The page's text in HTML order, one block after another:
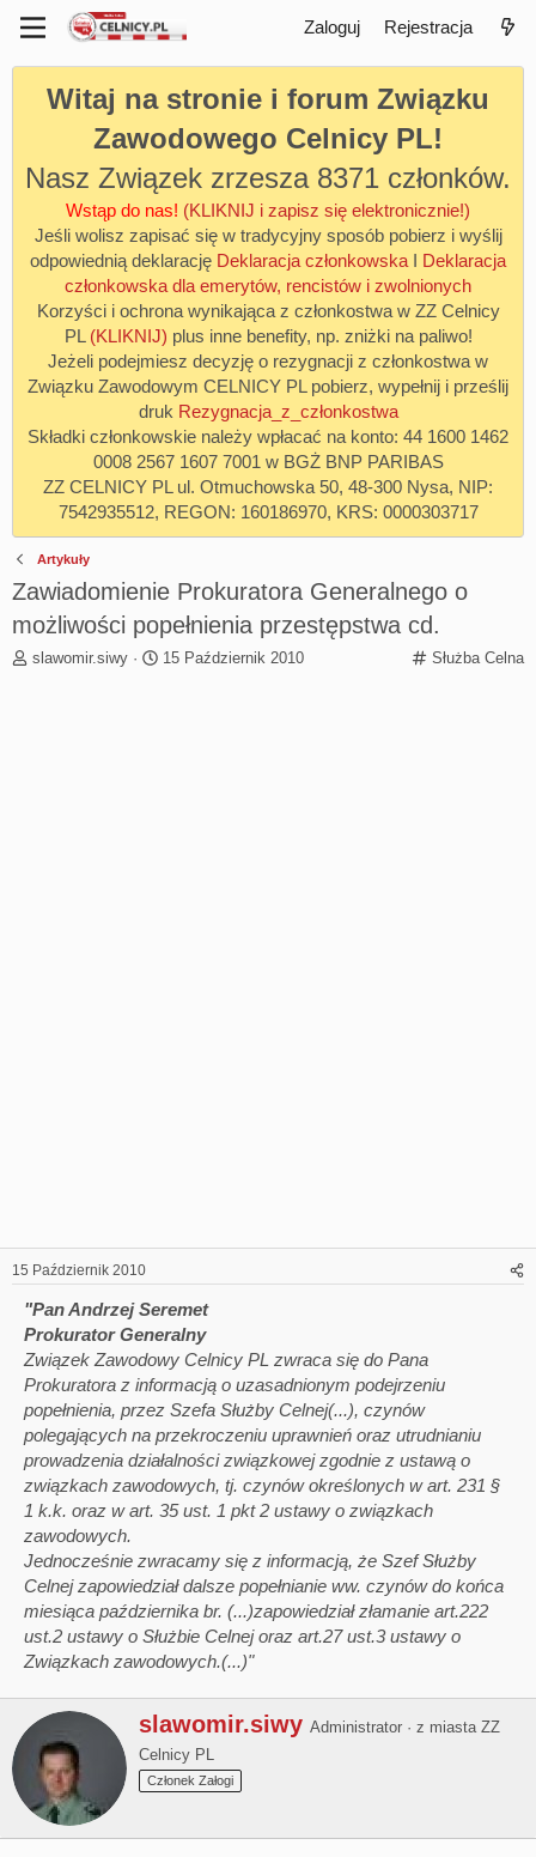
Zaloguj Rejestracja
Witaj na stronie i forum Związku
Zawodowego Celnicy PL!
Nasz Związek zrzesza 8371 członków.
Wstąp do nas! (KLIKNIJ i zapisz się elektronicznie!)
Jeśli wolisz zapisać się w tradycyjny sposób pobierz i wyślij
odpowiednią deklarację Deklaracja członkowska I Deklaracja
członkowska dla emerytów, rencistów i zwolnionych
Korzyści i ochrona wynikająca z członkostwa w ZZ Celnicy
PL (KLIKNIJ) plus inne benefity, np. zniżki na paliwo!
Jeżeli podejmiesz decyzję o rezygnacji z członkostwa w
Związku Zawodowym CELNICY PL pobierz, wypełnij i prześlij
druk Rezygnacja_z_członkostwa
Składki członkowskie należy wpłacać na konto: 44 1600 1462
0008 2567 1607 7001 w BGŻ BNP PARIBAS
ZZ CELNICY PL ul. Otmuchowska 50, 48-300 Nysa, NIP:
7542935512, REGON: 160186970, KRS: 0000303717
Artykuły
Zawiadomienie Prokuratora Generalnego o
możliwości popełnienia przestępstwa cd.
C
Służba Celna
T
slawomir.siwy
R
15 Październik 2010
15 Październik 2010
"Pan Andrzej Seremet
Prokurator Generalny
Związek Zawodowy Celnicy PL zwraca się do Pana
Prokuratora z informacją o uzasadnionym podejrzeniu
popełnienia, przez Szefa Służby Celnej(...), czynów
polegających na przekroczeniu uprawnień oraz utrudnianiu
prowadzenia działalności związkowej zgodnie z ustawą o
związkach zawodowych, tj. czynów określonych w art. 231 §
1 k.k. oraz w art. 35 ust. 1 pkt 2 ustawy o związkach
zawodowych.
Jednocześnie zwracamy się z informacją, że Szef Służby
Celnej zapowiedział dalsze popełnianie ww. czynów do końca
miesiąca października br. (...)zapowiedział złamanie art.222
ust.2 ustawy o Służbie Celnej oraz art.27 ust.3 ustawy o
Związkach zawodowych.(...)"
W
r
i
slawomir.siwy Administrator · z miasta ZZ
Celnicy PL
Członek Załogi